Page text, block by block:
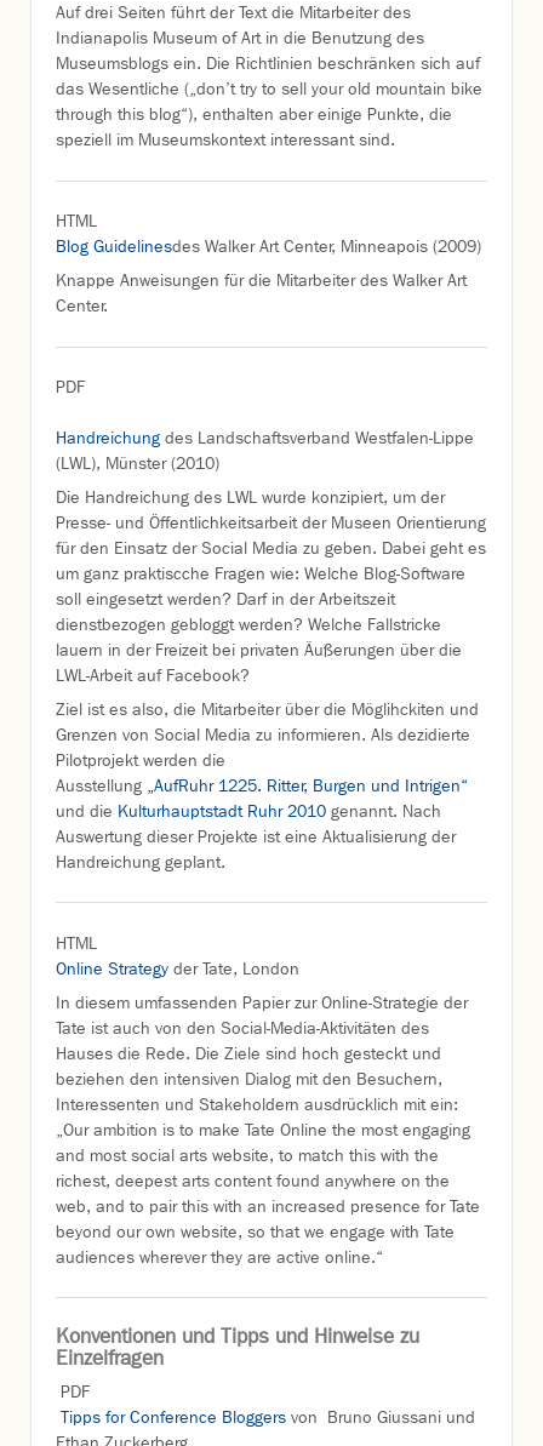
Auf drei Seiten führt der Text die Mitarbeiter des
Indianapolis Museum of Art in die Benutzung des
Museumsblogs ein. Die Richtlinien beschränken sich auf
das Wesentliche („don’t try to sell your old mountain bike
through this blog“), enthalten aber einige Punkte, die
speziell im Museumskontext interessant sind.
HTML
Blog Guidelinesdes Walker Art Center, Minneapois (2009)
Knappe Anweisungen für die Mitarbeiter des Walker Art
Center.
PDF
Handreichung des Landschaftsverband Westfalen-Lippe
(LWL), Münster (2010)
Die Handreichung des LWL wurde konzipiert, um der
Presse- und Öffentlichkeitsarbeit der Museen Orientierung
für den Einsatz der Social Media zu geben. Dabei geht es
um ganz praktiscche Fragen wie: Welche Blog-Software
soll eingesetzt werden? Darf in der Arbeitszeit
dienstbezogen gebloggt werden? Welche Fallstricke
lauern in der Freizeit bei privaten Äußerungen über die
LWL-Arbeit auf Facebook?
Ziel ist es also, die Mitarbeiter über die Möglihckiten und
Grenzen von Social Media zu informieren. Als dezidierte
Pilotprojekt werden die
Ausstellung „AufRuhr 1225. Ritter, Burgen und Intrigen“
und die Kulturhauptstadt Ruhr 2010 genannt. Nach
Auswertung dieser Projekte ist eine Aktualisierung der
Handreichung geplant.
HTML
Online Strategy der Tate, London
In diesem umfassenden Papier zur Online-Strategie der
Tate ist auch von den Social-Media-Aktivitäten des
Hauses die Rede. Die Ziele sind hoch gesteckt und
beziehen den intensiven Dialog mit den Besuchern,
Interessenten und Stakeholdern ausdrücklich mit ein:
„Our ambition is to make Tate Online the most engaging
and most social arts website, to match this with the
richest, deepest arts content found anywhere on the
web, and to pair this with an increased presence for Tate
beyond our own website, so that we engage with Tate
audiences wherever they are active online.“
Konventionen und Tipps und Hinweise zu
Einzelfragen
PDF
Tipps for Conference Bloggers von Bruno Giussani und